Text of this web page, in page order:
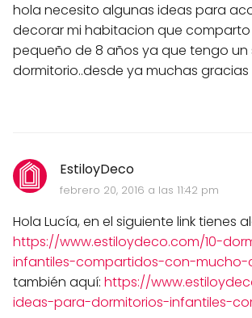
hola necesito algunas ideas para
decorar mi habitacion que
pequeño de 8 años ya que tengo un
dormitorio..desde ya muchas gracias
EstiloyDeco
febrero 20, 2016 a las 11:42 pm
Hola Lucía, en el siguiente link tienes
https://www.estiloydeco.com/10-
infantiles-compartidos-con-mucho-
también aquí: https://
ideas-para-dormitorios-infantiles-